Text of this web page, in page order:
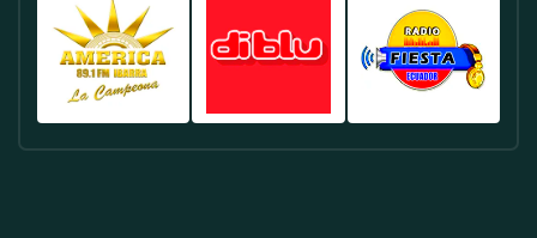
Deportes
Y
Fútbol
Quito.
Actuales
En
Música
Quito.
Canela
Ecuador
Música
Tropical
Y
Ecuador
-
Programas
Quito
Ecuador
-
Emisora
Con